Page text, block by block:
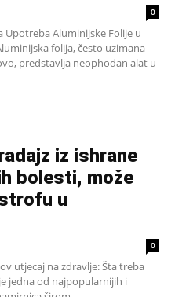
0
Upotreba Aluminijske Folije u
folija, često uzimana
predstavlja neophodan alat u
iz ishrane
bolesti, može
u
0
utjecaj na zdravlje: Šta treba
jedna od najpopularnijih i